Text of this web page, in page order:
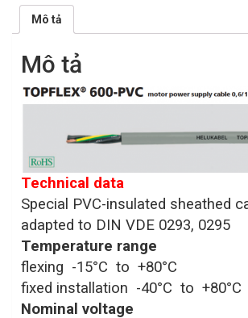
Mô tả
Mô tả
Technical data
Special PVC-insulated sheathed
adapted to DIN VDE 0293, 0295
Temperature range
flexing -15°C to +80°C
fixed installation -40°C to +80°C
Nominal voltage